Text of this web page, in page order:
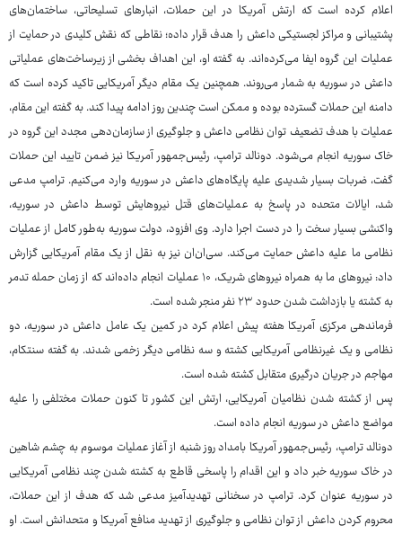
اعلام کرده است که ارتش آمریکا در این حملات، انبارهای تسلیحاتی، ساختمان‌های
پشتیبانی و مراکز لجستیکی داعش را هدف قرار داده؛ نقاطی که نقش کلیدی در حمایت از
عملیات این گروه ایفا می‌کرده‌اند. به گفته او، این اهداف بخشی از زیرساخت‌های عملیاتی
داعش در سوریه به شمار می‌روند. همچنین یک مقام دیگر آمریکایی تاکید کرده است که
دامنه این حملات گسترده بوده و ممکن است چندین روز ادامه پیدا کند. به گفته این مقام،
عملیات با هدف تضعیف توان نظامی داعش و جلوگیری از سازمان‌دهی مجدد این گروه در
خاک سوریه انجام می‌شود. دونالد ترامپ، رئیس‌جمهور آمریکا نیز ضمن تایید این حملات
گفت، ضربات بسیار شدیدی علیه پایگاه‌های داعش در سوریه وارد می‌کنیم. ترامپ مدعی
شد، ایالات متحده در پاسخ به عملیات‌های قتل نیروهایش توسط داعش در سوریه،
واکنشی بسیار سخت را در دست اجرا دارد. وی افزود، دولت سوریه به‌طور کامل از عملیات
نظامی ما علیه داعش حمایت می‌کند. سی‌ان‌ان نیز به نقل از یک مقام آمریکایی گزارش
داد: نیروهای ما به همراه نیروهای شریک، ۱۰ عملیات انجام داده‌اند که از زمان حمله تدمر
به کشته یا بازداشت شدن حدود ۲۳ نفر منجر شده است.
فرماندهی مرکزی آمریکا هفته پیش اعلام کرد در کمین یک عامل داعش در سوریه، دو
نظامی و یک غیرنظامی آمریکایی کشته و سه نظامی دیگر زخمی شدند. به گفته سنتکام،
مهاجم در جریان درگیری متقابل کشته شده است.
پس از کشته شدن نظامیان آمریکایی، ارتش این کشور تا کنون حملات مختلفی را علیه
مواضع داعش در سوریه انجام داده است.
دونالد ترامپ، رئیس‌جمهور آمریکا بامداد روز شنبه از آغاز عملیات موسوم به چشم شاهین
در خاک سوریه خبر داد و این اقدام را پاسخی قاطع به کشته شدن چند نظامی آمریکایی
در سوریه عنوان کرد. ترامپ در سخنانی تهدیدآمیز مدعی شد که هدف از این حملات،
محروم کردن داعش از توان نظامی و جلوگیری از تهدید منافع آمریکا و متحدانش است. او